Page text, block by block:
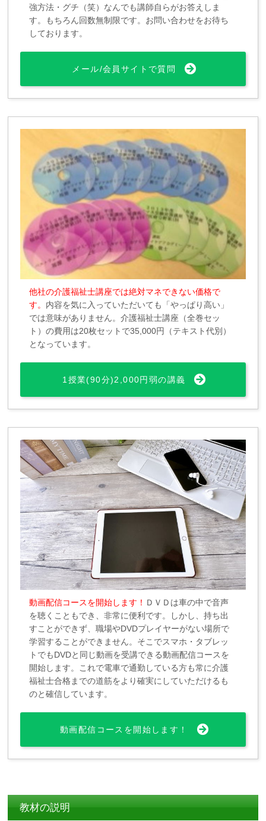
強方法・グチ（笑）なんでも講師自らがお答えしま
す。もちろん回数無制限です。お問い合わせをお待ち
しております。
メール/会員サイトで質問
他社の介護福祉士講座では絶対マネできない価格で
す。 内容を気に入っていただいても「やっぱり高い」
では意味がありません。介護福祉士講座（全巻セッ
ト）の費用は20枚セットで35,000円（テキスト代別）
となっています。
1授業(90分)2,000円弱の講義
動画配信コースを開始します！ ＤＶＤは車の中で音声
を聴くこともでき、非常に便利です。しかし、持ち出
すことができず、職場やDVDプレイヤーがない場所で
学習することができません。そこでスマホ・タブレッ
トでもDVDと同じ動画を受講できる動画配信コースを
開始します。これで電車で通勤している方も常に介護
福祉士合格までの道筋をより確実にしていただけるも
のと確信しています。
動画配信コースを開始します！
教材の説明